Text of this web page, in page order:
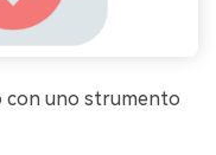
con uno strumento